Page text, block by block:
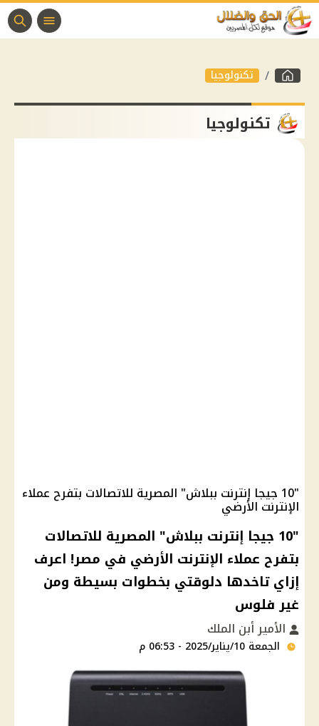
تكنولوجيا
تكنولوجيا
"10 جيجا إنترنت ببلاش" المصرية للاتصالات بتفرح عملاء
الإنترنت الأرضي
"10 جيجا إنترنت ببلاش" المصرية للاتصالات
بتفرح عملاء الإنترنت الأرضي في مصر! اعرف
إزاي تاخدها دلوقتي بخطوات بسيطة ومن
غير فلوس
الأمير أبن الملك
الجمعة 10/يناير/2025 - 06:53 م